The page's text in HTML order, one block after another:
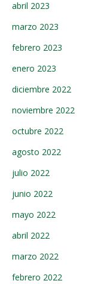
abril 2023
marzo 2023
febrero 2023
enero 2023
diciembre 2022
noviembre 2022
octubre 2022
agosto 2022
julio 2022
junio 2022
mayo 2022
abril 2022
marzo 2022
febrero 2022